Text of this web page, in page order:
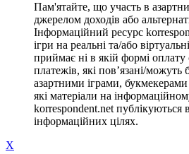
Пам'ятайте, що участь в
джерелом доходів або
Інформаційний ресурс
ігри на реальні та/або
приймає ні в якій формі оплату
платежів, які пов’язані/можуть
азартними іграми,
які матеріали на
korrespondent.net публікуються
інформаційних цілях.
X